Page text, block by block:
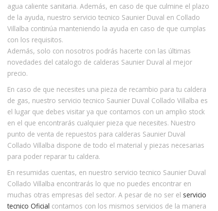
agua caliente sanitaria. Además, en caso de que culmine el plazo
de la ayuda, nuestro servicio tecnico Saunier Duval en Collado
Villalba continúa manteniendo la ayuda en caso de que cumplas
con los requisitos.
Además, solo con nosotros podrás hacerte con las últimas
novedades del catalogo de calderas Saunier Duval al mejor
precio.
En caso de que necesites una pieza de recambio para tu caldera
de gas, nuestro servicio tecnico Saunier Duval Collado Villalba es
el lugar que debes visitar ya que contamos con un amplio stock
en el que encontrarás cualquier pieza que necesites. Nuestro
punto de venta de repuestos para calderas Saunier Duval
Collado Villalba dispone de todo el material y piezas necesarias
para poder reparar tu caldera.
En resumidas cuentas, en nuestro servicio tecnico Saunier Duval
Collado Villalba encontrarás lo que no puedes encontrar en
muchas otras empresas del sector. A pesar de no ser el servicio
tecnico Oficial contamos con los mismos servicios de la manera